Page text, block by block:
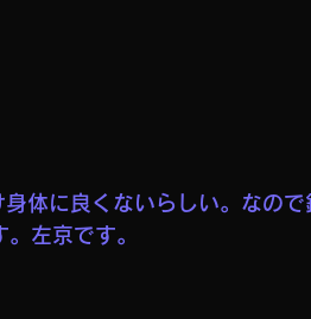
体に良くないらしい。なので
左京です。